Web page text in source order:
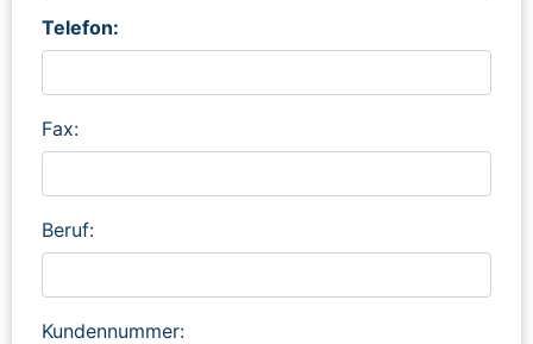
Telefon:
Fax:
Beruf:
Kundennummer: